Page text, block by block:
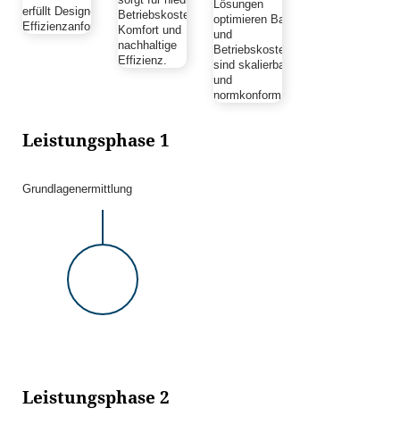
erfüllt Design- und
Effizienzanforderungen.
Betriebskosten,
Komfort und
nachhaltige
Effizienz.
Lösungen
optimieren Bau-
und
Betriebskosten,
sind skalierbar
und
normkonform
Leistungsphase 1
Grundlagenermittlung
Leistungsphase 2